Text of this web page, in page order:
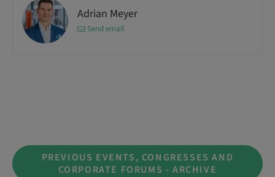
Adrian Meyer
Send email
PREVIOUS EVENTS, CONGRESSES AND
CORPORATE FORUMS - ARCHIVE